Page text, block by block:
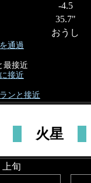
-4.5
35.7"
おうし
通過
最接近
接近
ンと接近
火星
上旬